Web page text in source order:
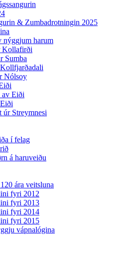
& Zumbadrotningin 2025
nýggjum harum
Kollafirði
Sumba
Nólsoy
Eiði
Streymnesi
í felag
á haruveiðu
ára veitsluna
fyri 2012
fyri 2013
fyri 2014
fyri 2015
vápnalógina